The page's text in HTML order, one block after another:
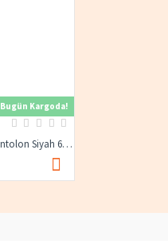
Bugün Kargoda!
İp Detaylı Beli Lastikli Bilekte Pantolon Siyah 6624